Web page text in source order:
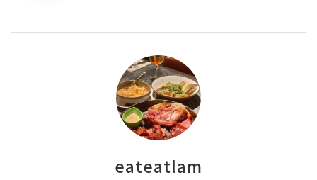
eateatlam